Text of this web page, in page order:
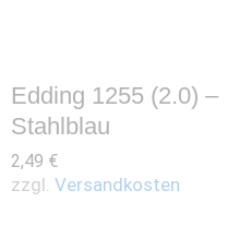
Edding 1255 (2.0) –
Stahlblau
2,49 €
zzgl. Versandkosten